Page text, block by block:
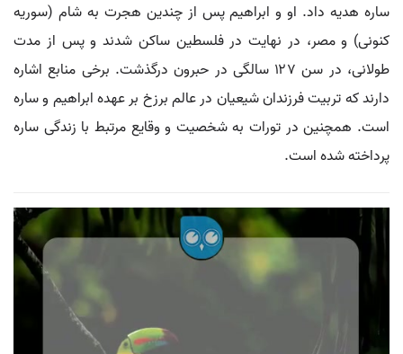
ساره هدیه داد. او و ابراهیم پس از چندین هجرت به شام (سوریه
کنونی) و مصر، در نهایت در فلسطین ساکن شدند و پس از مدت
طولانی، در سن ۱۲۷ سالگی در حبرون درگذشت. برخی منابع اشاره
دارند که تربیت فرزندان شیعیان در عالم برزخ بر عهده ابراهیم و ساره
است. همچنین در تورات به شخصیت و وقایع مرتبط با زندگی ساره
پرداخته شده است.